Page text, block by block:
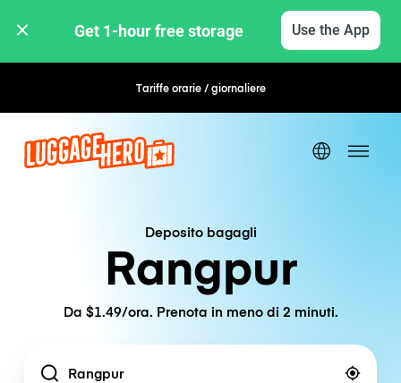
Get 1-hour free storage Use the App
Tariffe orarie / giornalierePrenotazione flessibile
Deposito bagagli
Rangpur
Da $1.49/ora. Prenota in meno di 2 minuti.
Location